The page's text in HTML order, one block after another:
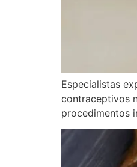
Especialistas
contraceptivos
procedimentos